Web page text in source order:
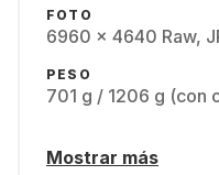
FOTO
6960 x 4640 Raw,
PESO
701 g / 1206 g (con
Mostrar más